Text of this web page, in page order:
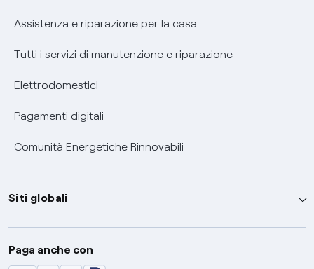
Assistenza e riparazione per la casa
Tutti i servizi di manutenzione e riparazione
Elettrodomestici
Pagamenti digitali
Comunità Energetiche Rinnovabili
Siti globali
Enel Group
Paga anche con